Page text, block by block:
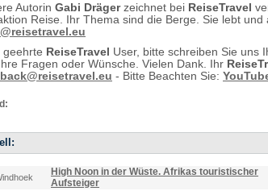
Autorin Gabi Drägerzeichnet bei ReiseTravel
Reise. Ihr Thema sind die Berge. Sie lebt und
geehrte ReiseTravel User, bitte schreiben Sie uns
Fragen oder Wünsche. Vielen Dank. Ihr
- Bitte Beachten Sie:
High Noon in der Wüste. Afrikas touristischer
Aufsteiger